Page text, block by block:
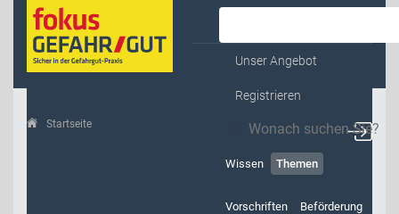
Unser Angebot
Registrieren
Wissen Themen
Vorschriften Beförderung
Startseite